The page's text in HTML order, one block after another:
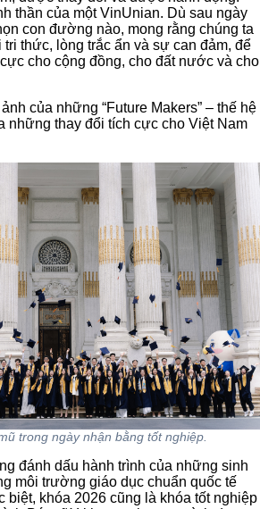
thần của một VinUnian. Dù sau ngày
con đường nào, mong rằng chúng ta
thức, lòng trắc ẩn và sự can đảm, để
cho cộng đồng, cho đất nước và cho
của những “Future Makers” – thế hệ
những thay đổi tích cực cho Việt Nam
trong ngày nhận bằng tốt nghiệp.
đánh dấu hành trình của những sinh
môi trường giáo dục chuẩn quốc tế
biệt, khóa 2026 cũng là khóa tốt nghiệp